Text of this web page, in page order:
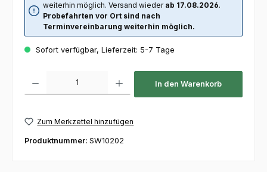
weiterhin möglich. Versand wieder ab 17.08.2026.
Probefahrten vor Ort sind nach
Terminvereinbarung weiterhin möglich.
Sofort verfügbar, Lieferzeit: 5-7 Tage
In den Warenkorb
Zum Merkzettel hinzufügen
Produktnummer: SW10202